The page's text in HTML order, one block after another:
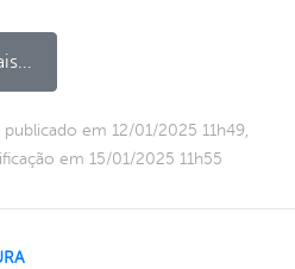
em 12/01/2025 11h49,
em 15/01/2025 11h55